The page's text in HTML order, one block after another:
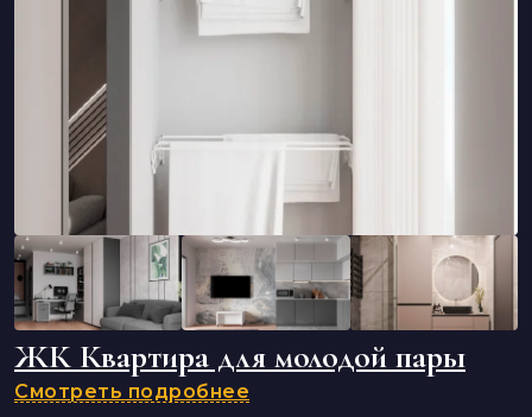
ЖК Квартира для молодой пары
Смотреть подробнее